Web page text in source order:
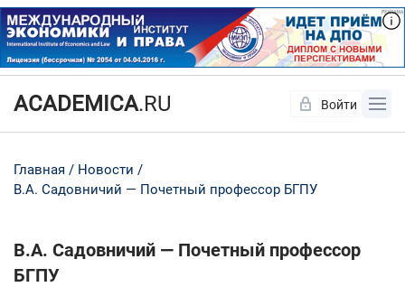
ACADEMICA.RU Войти
Главная
Новости
В.А. Садовничий — Почетный профессор БГПУ
В.А. Садовничий — Почетный профессор
БГПУ
Да Нет